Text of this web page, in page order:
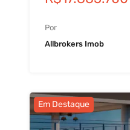
Por
Allbrokers Imob
Em Destaque